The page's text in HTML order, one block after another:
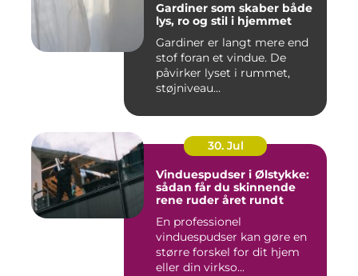
Gardiner som skaber både
lys, ro og stil i hjemmet
Gardiner er langt mere end
stof foran et vindue. De
påvirker lyset i rummet,
støjniveau...
30. Jul
Vinduespudser i Ølstykke:
sådan får du skinnende
rene ruder året rundt
En professionel
vinduespudser kan gøre en
større forskel for dit hjem
eller din virkso...